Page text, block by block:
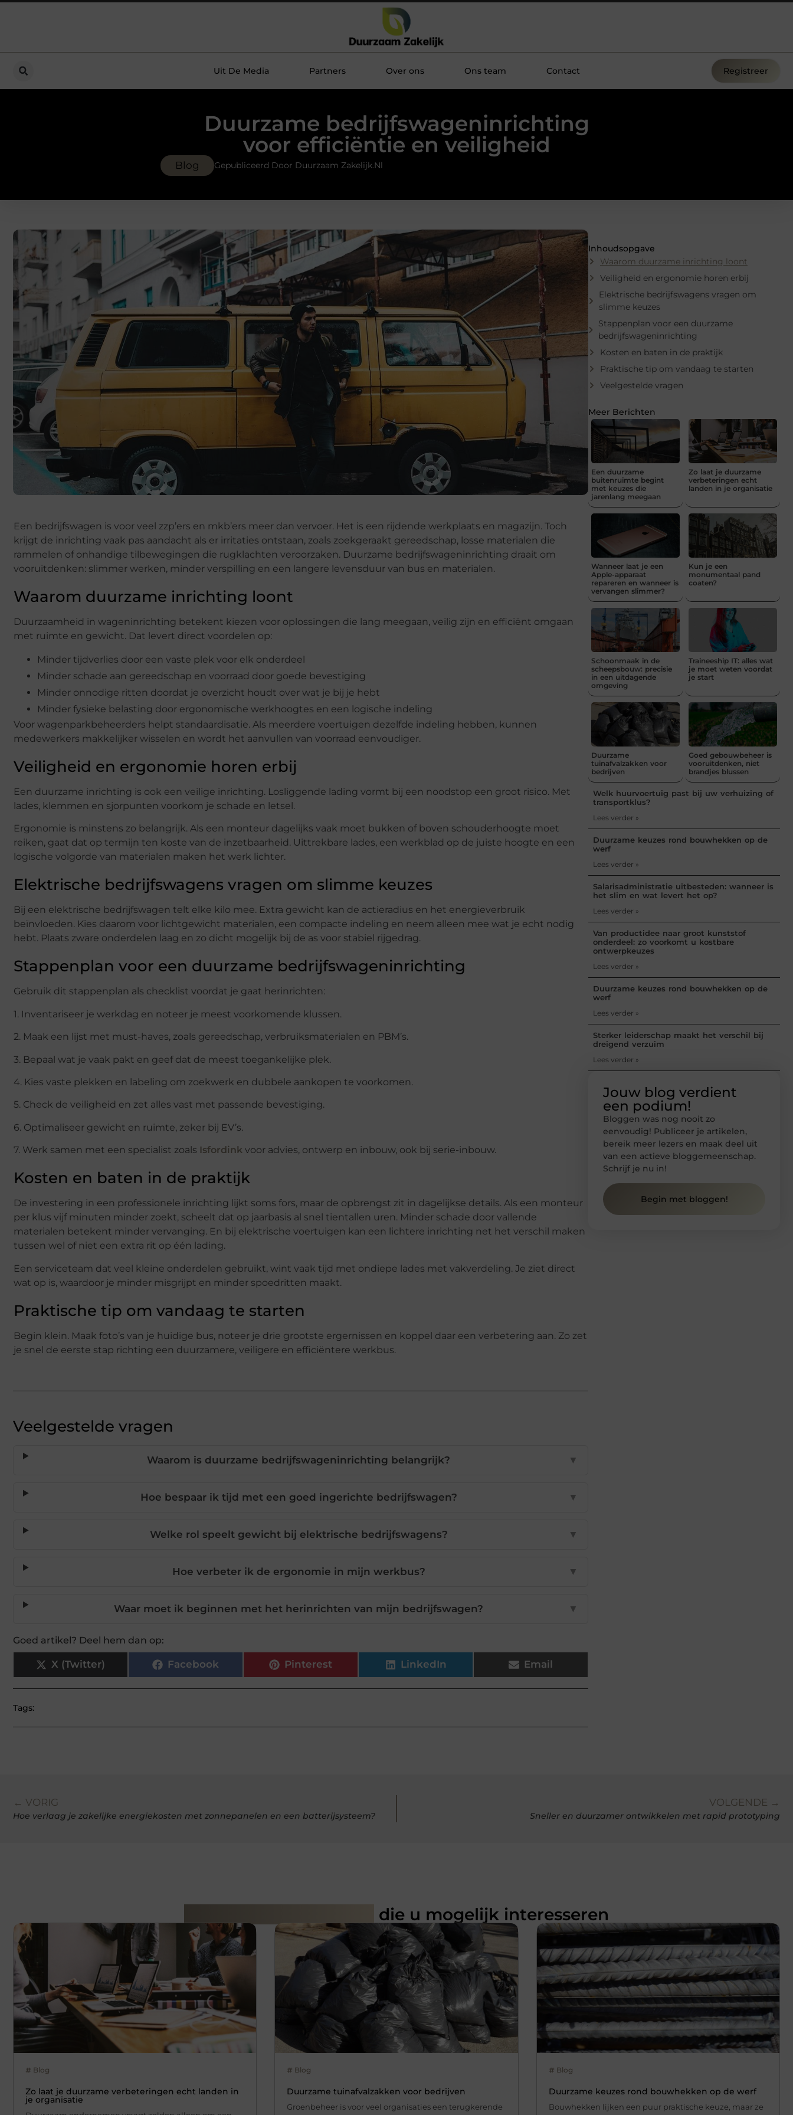
Uit De Media Partners Over ons Ons team Contact Registreer
Duurzame bedrijfswageninrichting
voor efficiëntie en veiligheid
Blog Gepubliceerd Door Duurzaam Zakelijk.nl
Een bedrijfswagen is voor veel zzp’ers en mkb’ers meer dan vervoer. Het is een rijdende werkplaats en magazijn. Toch
krijgt de inrichting vaak pas aandacht als er irritaties ontstaan, zoals zoekgeraakt gereedschap, losse materialen die
rammelen of onhandige tilbewegingen die rugklachten veroorzaken. Duurzame bedrijfswageninrichting draait om
vooruitdenken: slimmer werken, minder verspilling en een langere levensduur van bus en materialen.
Waarom duurzame inrichting loont
Duurzaamheid in wageninrichting betekent kiezen voor oplossingen die lang meegaan, veilig zijn en efficiënt omgaan
met ruimte en gewicht. Dat levert direct voordelen op:
Minder tijdverlies door een vaste plek voor elk onderdeel
Minder schade aan gereedschap en voorraad door goede bevestiging
Minder onnodige ritten doordat je overzicht houdt over wat je bij je hebt
Minder fysieke belasting door ergonomische werkhoogtes en een logische indeling
Voor wagenparkbeheerders helpt standaardisatie. Als meerdere voertuigen dezelfde indeling hebben, kunnen
medewerkers makkelijker wisselen en wordt het aanvullen van voorraad eenvoudiger.
Veiligheid en ergonomie horen erbij
Een duurzame inrichting is ook een veilige inrichting. Losliggende lading vormt bij een noodstop een groot risico. Met
lades, klemmen en sjorpunten voorkom je schade en letsel.
Ergonomie is minstens zo belangrijk. Als een monteur dagelijks vaak moet bukken of boven schouderhoogte moet
reiken, gaat dat op termijn ten koste van de inzetbaarheid. Uittrekbare lades, een werkblad op de juiste hoogte en een
logische volgorde van materialen maken het werk lichter.
Elektrische bedrijfswagens vragen om slimme keuzes
Bij een elektrische bedrijfswagen telt elke kilo mee. Extra gewicht kan de actieradius en het energieverbruik
beïnvloeden. Kies daarom voor lichtgewicht materialen, een compacte indeling en neem alleen mee wat je echt nodig
hebt. Plaats zware onderdelen laag en zo dicht mogelijk bij de as voor stabiel rijgedrag.
Stappenplan voor een duurzame bedrijfswageninrichting
Gebruik dit stappenplan als checklist voordat je gaat herinrichten:
1. Inventariseer je werkdag en noteer je meest voorkomende klussen.
2. Maak een lijst met must-haves, zoals gereedschap, verbruiksmaterialen en PBM’s.
3. Bepaal wat je vaak pakt en geef dat de meest toegankelijke plek.
4. Kies vaste plekken en labeling om zoekwerk en dubbele aankopen te voorkomen.
5. Check de veiligheid en zet alles vast met passende bevestiging.
6. Optimaliseer gewicht en ruimte, zeker bij EV’s.
7. Werk samen met een specialist zoals Isfordink voor advies, ontwerp en inbouw, ook bij serie-inbouw.
Kosten en baten in de praktijk
De investering in een professionele inrichting lijkt soms fors, maar de opbrengst zit in dagelijkse details. Als een monteur
per klus vijf minuten minder zoekt, scheelt dat op jaarbasis al snel tientallen uren. Minder schade door vallende
materialen betekent minder vervanging. En bij elektrische voertuigen kan een lichtere inrichting net het verschil maken
tussen wel of niet een extra rit op één lading.
Een serviceteam dat veel kleine onderdelen gebruikt, wint vaak tijd met ondiepe lades met vakverdeling. Je ziet direct
wat op is, waardoor je minder misgrijpt en minder spoedritten maakt.
Praktische tip om vandaag te starten
Begin klein. Maak foto’s van je huidige bus, noteer je drie grootste ergernissen en koppel daar een verbetering aan. Zo zet
je snel de eerste stap richting een duurzamere, veiligere en efficiëntere werkbus.
Veelgestelde vragen
Waarom is duurzame bedrijfswageninrichting belangrijk? ▼
Hoe bespaar ik tijd met een goed ingerichte bedrijfswagen? ▼
Welke rol speelt gewicht bij elektrische bedrijfswagens? ▼
Hoe verbeter ik de ergonomie in mijn werkbus? ▼
Waar moet ik beginnen met het herinrichten van mijn bedrijfswagen? ▼
Goed artikel? Deel hem dan op:
X (Twitter) Facebook Pinterest LinkedIn Email
Tags:
Inhoudsopgave
Waarom duurzame inrichting loont
Veiligheid en ergonomie horen erbij
Elektrische bedrijfswagens vragen om
slimme keuzes
Stappenplan voor een duurzame
bedrijfswageninrichting
Kosten en baten in de praktijk
Praktische tip om vandaag te starten
Veelgestelde vragen
Meer Berichten
Een duurzame
buitenruimte begint
met keuzes die
jarenlang meegaan
Zo laat je duurzame
verbeteringen echt
landen in je organisatie
Wanneer laat je een
Apple-apparaat
repareren en wanneer is
vervangen slimmer?
Kun je een
monumentaal pand
coaten?
Schoonmaak in de
scheepsbouw: precisie
in een uitdagende
omgeving
Traineeship IT: alles wat
je moet weten voordat
je start
Duurzame
tuinafvalzakken voor
bedrijven
Goed gebouwbeheer is
vooruitdenken, niet
brandjes blussen
Welk huurvoertuig past bij uw verhuizing of
transportklus?
Lees verder »
Duurzame keuzes rond bouwhekken op de
werf
Lees verder »
Salarisadministratie uitbesteden: wanneer is
het slim en wat levert het op?
Lees verder »
Van productidee naar groot kunststof
onderdeel: zo voorkomt u kostbare
ontwerpkeuzes
Lees verder »
Duurzame keuzes rond bouwhekken op de
werf
Lees verder »
Sterker leiderschap maakt het verschil bij
dreigend verzuim
Lees verder »
Jouw blog verdient
een podium!
Bloggen was nog nooit zo
eenvoudig! Publiceer je artikelen,
bereik meer lezers en maak deel uit
van een actieve bloggemeenschap.
Schrijf je nu in!
Begin met bloggen!
← VORIG
Hoe verlaag je zakelijke energiekosten met zonnepanelen en een batterijsysteem?
VOLGENDE →
Sneller en duurzamer ontwikkelen met rapid prototyping
die u mogelijk interesseren
Blog
Zo laat je duurzame verbeteringen echt landen in
je organisatie
Blog
Duurzame tuinafvalzakken voor bedrijven
Groenbeheer is voor veel organisaties een terugkerende
Blog
Duurzame keuzes rond bouwhekken op de werf
Bouwhekken lijken een puur praktische keuze, maar ze